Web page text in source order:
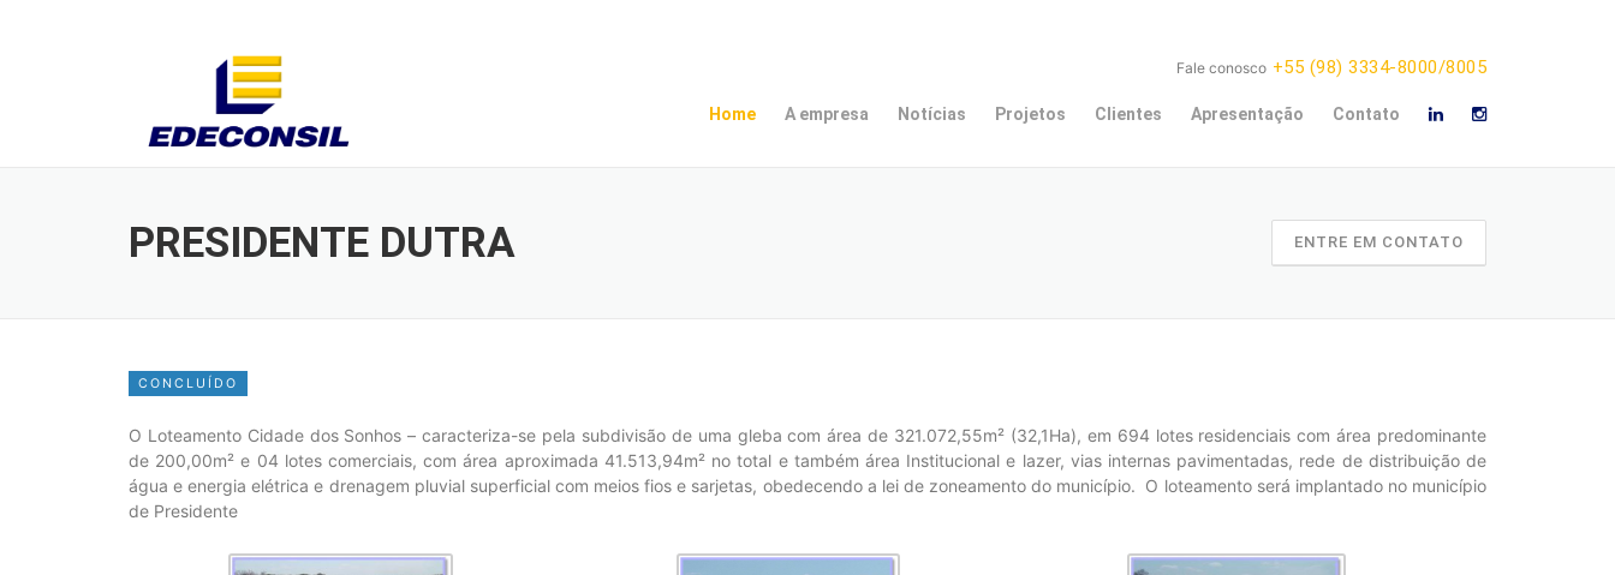
Fale conosco +55 (98) 3334-8000/8005
Home A empresa Notícias Projetos Clientes Apresentação Contato
PRESIDENTE DUTRA ENTRE EM CONTATO
CONCLUÍDO
O Loteamento Cidade dos Sonhos – caracteriza-se pela subdivisão de uma gleba com área de 321.072,55m² (32,1Ha), em 694 lotes residenciais com área predominante
de 200,00m² e 04 lotes comerciais, com área aproximada 41.513,94m² no total e também área Institucional e lazer, vias internas pavimentadas, rede de distribuição de
água e energia elétrica e drenagem pluvial superficial com meios fios e sarjetas, obedecendo a lei de zoneamento do município. O loteamento será implantado no município
de Presidente